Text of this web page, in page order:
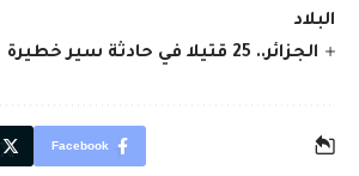
البلاد
الجزائر.. 25 قتيلا في حادثة سير خطيرة
Facebook